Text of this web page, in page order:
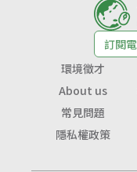
訂閱
環境徵才
About us
常見問題
隱私權政策